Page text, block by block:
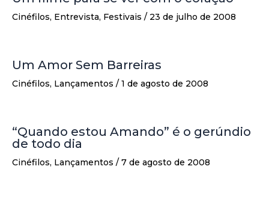
Cinéfilos, Entrevista, Festivais / 23 de julho de 2008
Um Amor Sem Barreiras
Cinéfilos, Lançamentos / 1 de agosto de 2008
“Quando estou Amando” é o gerúndio
de todo dia
Cinéfilos, Lançamentos / 7 de agosto de 2008